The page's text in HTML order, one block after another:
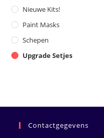
Nieuwe Kits!
Paint Masks
Schepen
Upgrade Setjes
Contactgegevens